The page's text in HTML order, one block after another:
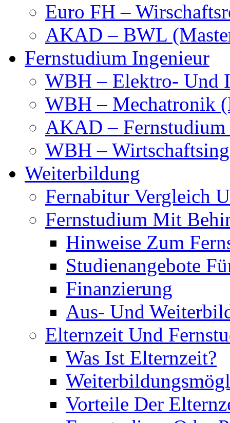
Euro FH –
AKAD – BWL
Fernstudium Ingenieur
WBH – Elektro- Und
WBH – Mechatronik
AKAD – Fernstudium
WBH –
Weiterbildung
Fernabitur Vergleich
Fernstudium Mit
Hinweise Zum
Studienangebote
Finanzierung
Aus- Und
Elternzeit Und
Was Ist Elternzeit?
Vorteile Der